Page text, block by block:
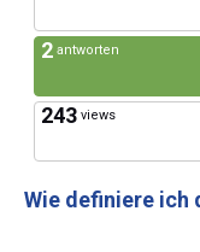
2 antworten
243 views
Wie definiere ich